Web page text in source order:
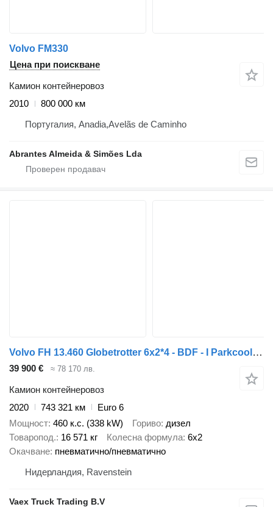
Volvo FM330
Цена при поискване
Камион контейнеровоз
2010
800 000 км
Португалия, Anadia,Avelãs de Caminho
Abrantes Almeida & Simões Lda
Volvo FH 13.460 Globetrotter 6x2*4 - BDF - I Parkcool - 4.90 WB - Full
39 900 € ≈ 78 170 лв.
Камион контейнеровоз
2020
743 321 км
Euro 6
Мощност 460 к.с. (338 kW) Гориво дизел
Товаропод. 16 571 кг Колесна формула 6x2
Окачване пневматично/пневматично
Нидерландия, Ravenstein
Vaex Truck Trading B.V